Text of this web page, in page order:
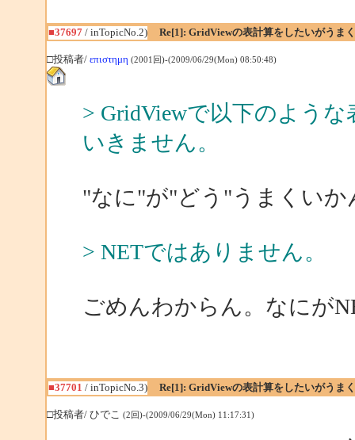
■37697/ inTopicNo.2) Re[1]: GridViewの表計算をしたいがうま
□投稿者/ επιστημη (2001回)-(2009/06/29(Mon) 08:50:48)
> GridViewで以下のよう
いきません。
"なに"が"どう"うまくいか
> NETではありません。
ごめんわからん。なにが
■37701 / inTopicNo.3) Re[1]: GridViewの表計算をしたいがうま
□投稿者/ ひでこ (2回)-(2009/06/29(Mon) 11:17:31)